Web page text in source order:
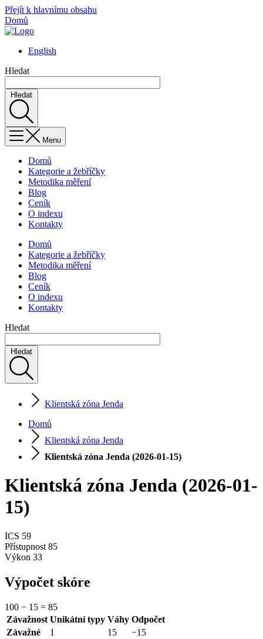
Přejít k hlavnímu obsahu
Domů
English
Hledat
Hledat
Menu
Domů
Kategorie a žebříčky
Metodika měření
Blog
Ceník
O indexu
Kontakty
Domů
Kategorie a žebříčky
Metodika měření
Blog
Ceník
O indexu
Kontakty
Hledat
Hledat
Klientská zóna Jenda
Domů
Klientská zóna Jenda
Klientská zóna Jenda (2026-01-15)
Klientská zóna Jenda (2026-01-
15)
ICS 59
Přístupnost 85
Výkon 33
Výpočet skóre
100 − 15 = 85
Závažnost Unikátní typy Váhy Odpočet
Závažné
1 15
−15